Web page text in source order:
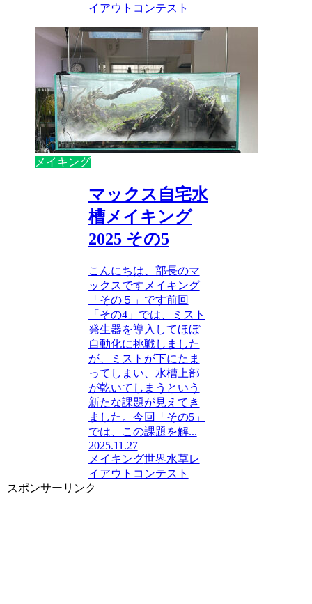
イアウトコンテスト
メイキング
マックス自宅水
槽メイキング
2025 その5
こんにちは、部長のマ
ックスですメイキング
「その５」です前回
「その4」では、ミスト
発生器を導入してほぼ
自動化に挑戦しました
が、ミストが下にたま
ってしまい、水槽上部
が乾いてしまうという
新たな課題が見えてき
ました。今回「その5」
では、この課題を解...
2025.11.27
メイキング世界水草レ
イアウトコンテスト
スポンサーリンク